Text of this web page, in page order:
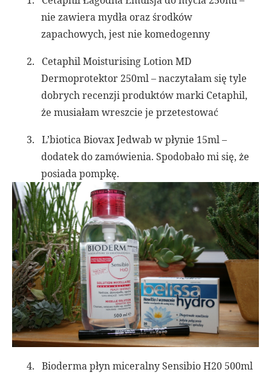
nie zawiera mydła oraz środków
zapachowych, jest nie komedogenny
2.
Cetaphil Moisturising Lotion MD
Dermoprotektor 250ml – naczytałam się tyle
dobrych recenzji produktów marki Cetaphil,
że musiałam wreszcie je przetestować
3. L’biotica Biovax Jedwab w płynie 15ml –
dodatek do zamówienia. Spodobało mi się, że
posiada pompkę.
4. Bioderma płyn miceralny Sensibio H20 500ml